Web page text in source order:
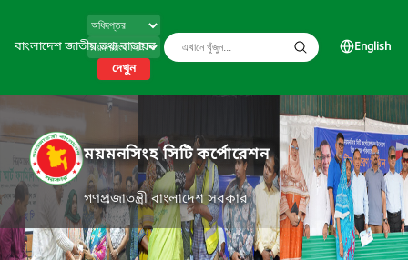
বাংলাদেশ জাতীয় তথ্য বাতায়ন
দেখুন
English
ময়মনসিংহ সিটি কর্পোরেশন
গণপ্রজাতন্ত্রী বাংলাদেশ সরকার